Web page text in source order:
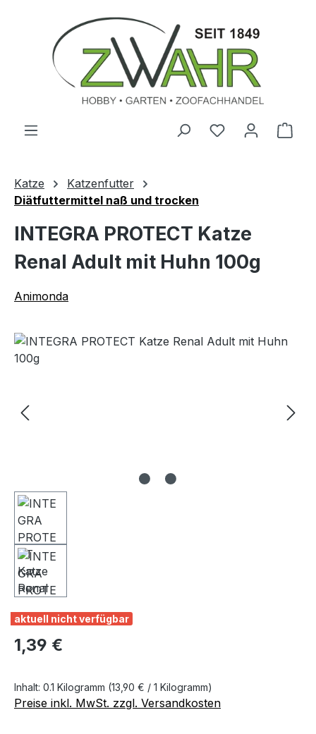
Zum Hauptinhalt springen
Katze
Katzenfutter
Diätfuttermittel naß und trocken
INTEGRA PROTECT Katze
Renal Adult mit Huhn 100g
Animonda
Bildergalerie überspringen
aktuell nicht verfügbar
Regulärer Preis:
1,39 €
Inhalt: 0.1 Kilogramm (13,90 € / 1 Kilogramm)
Preise inkl. MwSt. zzgl. Versandkosten